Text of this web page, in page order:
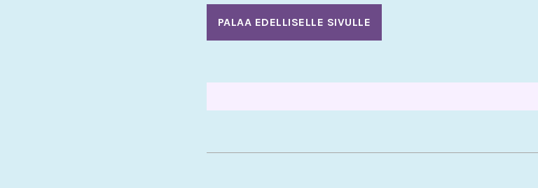
PALAA EDELLISELLE SIVULLE